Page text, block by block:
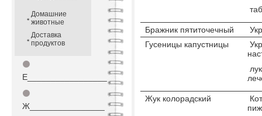
Домашние
животные
Доставка
продуктов
⚫
Е_________________
⚫
Ж________________
Бражник пятиточечный
Гусеницы капустницы
Жук колорадский